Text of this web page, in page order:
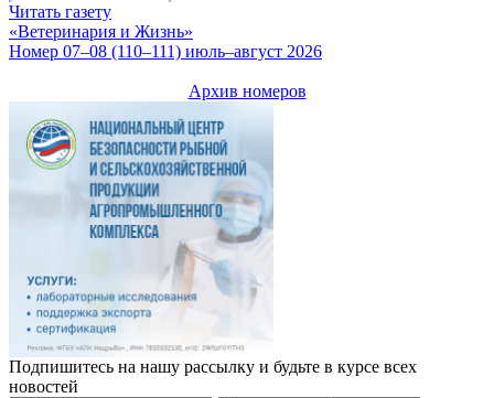
Читать газету
«Ветеринария и Жизнь»
Номер 07–08 (110–111) июль–август 2026
Архив номеров
Подпишитесь на нашу рассылку и будьте в курсе всех
новостей